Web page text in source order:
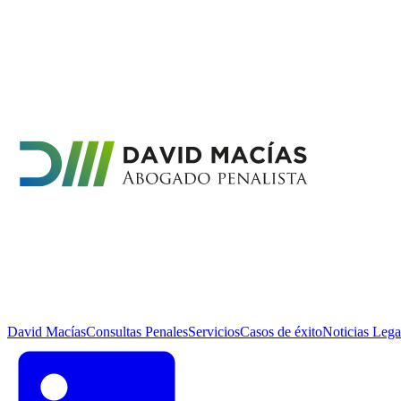
David MacíasConsultas PenalesServiciosCasos de éxitoNoticias